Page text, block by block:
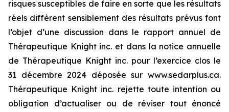
risques susceptibles de faire en sorte que les résultats
réels diffèrent sensiblement des résultats prévus font
l’objet d’une discussion dans le rapport annuel de
Thérapeutique Knight inc. et dans la notice annuelle
de Thérapeutique Knight inc. pour l’exercice clos le
31 décembre 2024 déposée sur www.sedarplus.ca.
Thérapeutique Knight inc. rejette toute intention ou
obligation d’actualiser ou de réviser tout énoncé